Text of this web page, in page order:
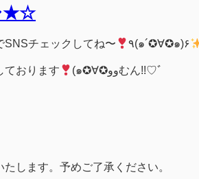
★☆
SNSチェックしてね〜 ٩(๑´✪∀✪๑)۶
ております (๑✪∀✪ووむん!!♡ﾞ
します。予めご了承ください。